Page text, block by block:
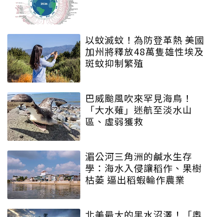
以蚊滅蚊！為防登革熱 美國
加州將釋放48萬隻雄性埃及
斑蚊抑制繁殖
巴威颱風吹來罕見海鳥！
「大水薙」迷航至淡水山
區、虛弱獲救
湄公河三角洲的鹹水生存
學：海水入侵讓稻作、果樹
枯萎 逼出稻蝦輪作農業
北美最大的黑水沼澤！「奧